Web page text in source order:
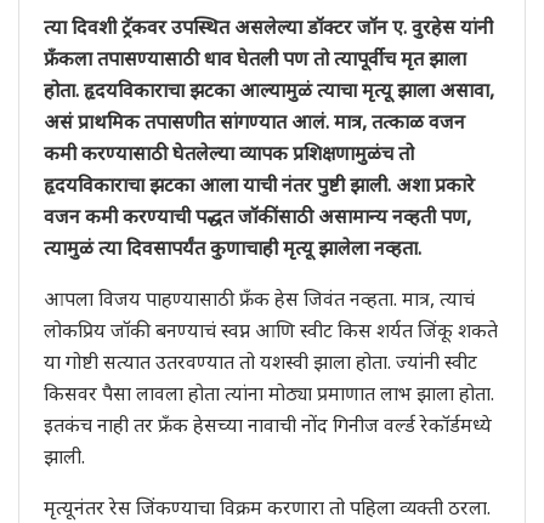
त्या दिवशी ट्रॅकवर उपस्थित असलेल्या डॉक्टर जॉन ए. वुरहेस यांनी
फ्रँकला तपासण्यासाठी धाव घेतली पण तो त्यापूर्वीच मृत झाला
होता. हृदयविकाराचा झटका आल्यामुळं त्याचा मृत्यू झाला असावा,
असं प्राथमिक तपासणीत सांगण्यात आलं. मात्र, तत्काळ वजन
कमी करण्यासाठी घेतलेल्या व्यापक प्रशिक्षणामुळंच तो
हृदयविकाराचा झटका आला याची नंतर पुष्टी झाली. अशा प्रकारे
वजन कमी करण्याची पद्धत जॉकींसाठी असामान्य नव्हती पण,
त्यामुळं त्या दिवसापर्यंत कुणाचाही मृत्यू झालेला नव्हता.
आपला विजय पाहण्यासाठी फ्रँक हेस जिवंत नव्हता. मात्र, त्याचं
लोकप्रिय जॉकी बनण्याचं स्वप्न आणि स्वीट किस शर्यत जिंकू शकते
या गोष्टी सत्यात उतरवण्यात तो यशस्वी झाला होता. ज्यांनी स्वीट
किसवर पैसा लावला होता त्यांना मोठ्या प्रमाणात लाभ झाला होता.
इतकंच नाही तर फ्रँक हेसच्या नावाची नोंद गिनीज वर्ल्ड रेकॉर्डमध्ये
झाली.
मृत्यूनंतर रेस जिंकण्याचा विक्रम करणारा तो पहिला व्यक्ती ठरला.